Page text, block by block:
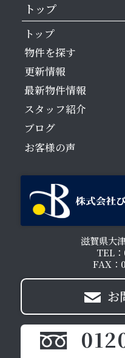
トップ
トップ
物件を探す
更新情報
最新物件情報
スタッフ紹介
ブログ
お客様の声
滋賀県大
TEL
FAX：
お